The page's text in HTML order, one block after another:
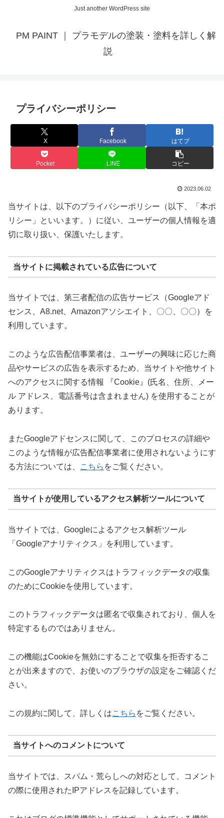
Just another WordPress site
PM PAINT ｜ プラモデルの塗装・塗料を詳しく解
説
プライバシーポリシー
X Facebook はてブ
Pocket LINE コピー
2023.06.02
当サイトは、以下のプライバシーポリシー（以下、「本ポ
リシー」といいます。）に従い、ユーザーの個人情報を適
切に取り扱い、保護いたします。
当サイトに掲載されている広告について
当サイトでは、第三者配信の広告サービス（Googleアド
センス、A8.net、Amazonアソシエイト、〇〇、〇〇）を
利用しています。
このような広告配信事業者は、ユーザーの興味に応じた商
品やサービスの広告を表示するため、当サイトや他サイト
へのアクセスに関する情報 『Cookie』(氏名、住所、メー
ル アドレス、電話番号は含まれません) を使用することが
あります。
またGoogleアドセンスに関して、このプロセスの詳細や
このような情報が広告配信事業者に使用されないようにす
る方法については、
こちら をご覧ください。
当サイトが使用しているアクセス解析ツールについて
当サイトでは、Googleによるアクセス解析ツール
「Googleアナリティクス」を利用しています。
このGoogleアナリティクスはトラフィックデータの収集
のためにCookieを使用しています。
このトラフィックデータは匿名で収集されており、個人を
特定するものではありません。
この機能はCookieを無効にすることで収集を拒否するこ
とが出来ますので、お使いのブラウザの設定をご確認くだ
さい。
この規約に関して、詳しくはこちら をご覧ください。
当サイトへのコメントについて
当サイトでは、スパム・荒らしへの対応として、コメント
の際に使用されたIPアドレスを記録しています。